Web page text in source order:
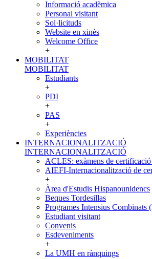
Informació acadèmica
Personal visitant
Sol·licituds
Website en xinès
Welcome Office
+
MOBILITAT
MOBILITAT
Estudiants
+
PDI
+
PAS
+
Experiències
INTERNACIONALITZACIÓ
INTERNACIONALITZACIÓ
ACLES: exàmens de
AIEFI-Internacionalització de
+
Àrea d'Estudis Hispanounidencs
Beques Tordesillas
Programes Intensius Combinats
Estudiant visitant
Convenis
Esdeveniments
+
La UMH en rànquings